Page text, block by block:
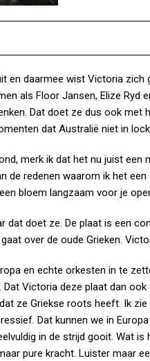
en daarmee wist Victoria
als Floor Jansen, Elize Ryd
Dat doet ze dus ook met
dat Australië niet in
merk ik dat het nu juist
de redenen waarom ik het
bloem langzaam voor je
doet ze. De plaat is een
over de oude Grieken.
en echte orkesten in te
Victoria deze plaat dan ook
ze Griekse roots heeft. Ik
Dat kunnen we in
in de strijd gooit. Wat
pure kracht. Luister maar